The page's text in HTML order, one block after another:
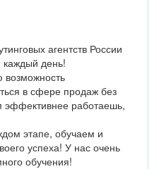
агентств России
каждый день!
в сфере продаж без
эффективнее работаешь,
этапе, обучаем и
успеха! У нас очень
обучения!